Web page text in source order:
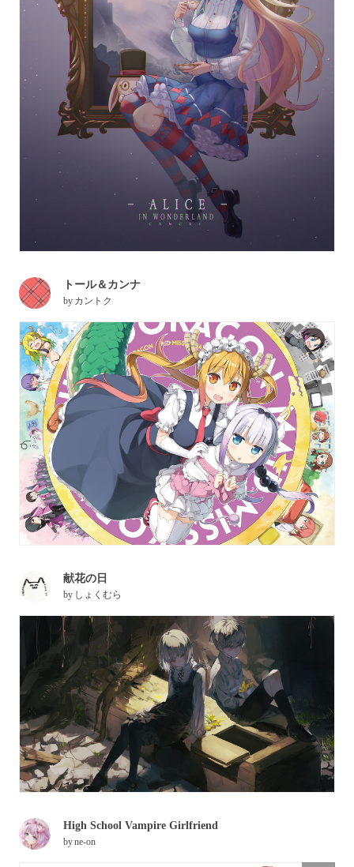
トール＆カンナ
by カントク
献花の日
by しょくむら
High School Vampire Girlfriend
byne-on